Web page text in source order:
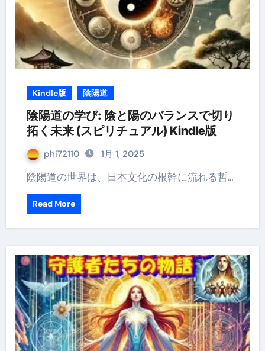
Kindle版 陰陽道
陰陽道の学び: 陰と陽のバランスで切り
拓く未来 (スピリチュアル) Kindle版
phi72110 1月 1, 2025
陰陽道の世界は、日本文化の根幹に流れる哲…
Read More